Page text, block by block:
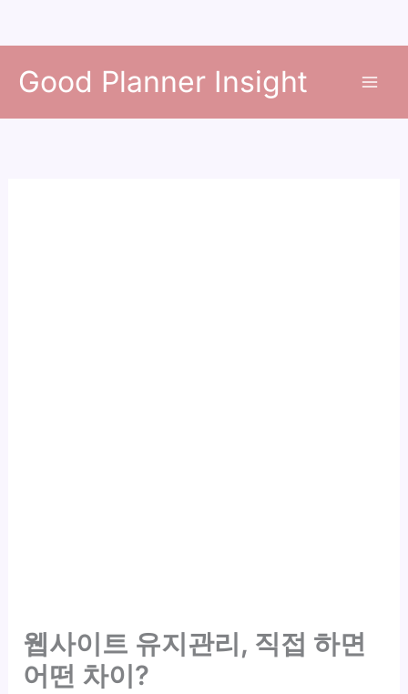
Good Planner Insight
웹사이트 유지관리, 직접 하면
어떤 차이?